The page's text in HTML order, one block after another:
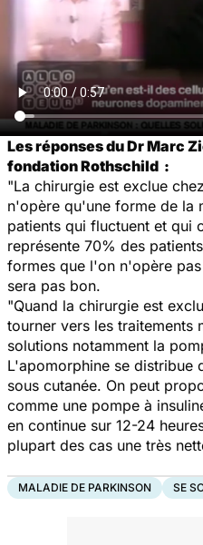
Les réponses du Dr Marc
fondation Rothschild :
"La chirurgie est exclue
n'opère qu'une forme de la
patients qui fluctuent et qui
représente 70% des
formes que l'on n'opère
sera pas bon.
"Quand la chirurgie est
tourner vers les traitements
solutions notamment la
L'apomorphine se distribue
sous cutanée. On peut
comme une pompe à
en continue sur 12-24
plupart des cas une très
MALADIE DE PARKINSON SE